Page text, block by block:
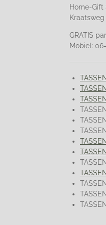
Home-
GRATIS
Mobiel: